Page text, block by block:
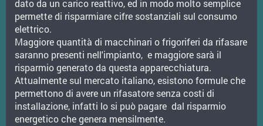
dato da un carico reattivo, ed in modo molto semplice
permette di risparmiare cifre sostanziali sul consumo
elettrico.
Maggiore quantità di macchinari o frigoriferi da rifasare
saranno presenti nell'impianto, e maggiore sarà il
risparmio generato da questa apparecchiatura.
Attualmente sul mercato italiano, esistono formule che
permettono di avere un rifasatore senza costi di
installazione, infatti lo si può pagare dal risparmio
energetico che genera mensilmente.